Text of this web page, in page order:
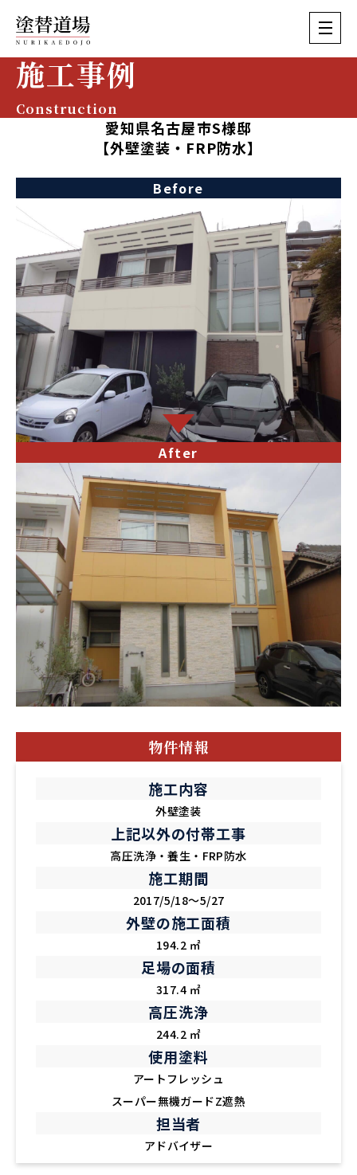
施工事例
Construction
愛知県名古屋市S様邸
【外壁塗装・FRP防水】
Before
After
物件情報
施工内容
外壁塗装
上記以外の付帯工事
高圧洗浄・養生・FRP防水
施工期間
2017/5/18～5/27
外壁の施工面積
194.2 ㎡
足場の面積
317.4 ㎡
高圧洗浄
244.2 ㎡
使用塗料
アートフレッシュ
スーパー無機ガードZ遮熱
担当者
アドバイザー